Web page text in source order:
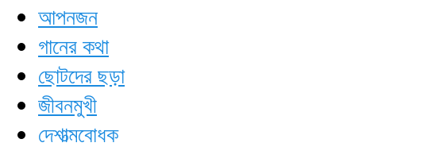
আপনজন
গানের কথা
ছোটদের ছড়া
জীবনমুখী
দেশাত্মবোধক